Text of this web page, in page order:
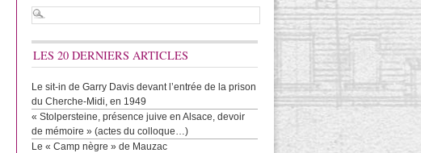
LES 20 DERNIERS ARTICLES
Le sit-in de Garry Davis devant l’entrée de la prison
du Cherche-Midi, en 1949
« Stolpersteine, présence juive en Alsace, devoir
de mémoire » (actes du colloque…)
Le « Camp nègre » de Mauzac